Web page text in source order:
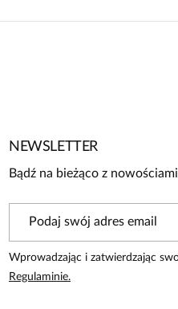
NEWSLETTER
Bądź na bieżąco z
Wprowadzając i zatwierdzając
Regulaminie.